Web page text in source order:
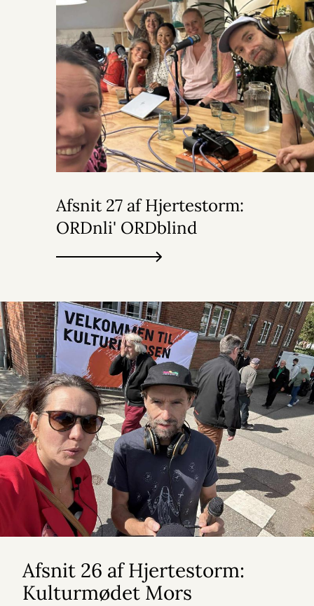
Afsnit 27 af Hjertestorm:
ORDnli' ORDblind
Afsnit 26 af Hjertestorm:
Kulturmødet Mors